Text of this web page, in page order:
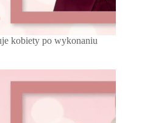
kobiety po wykonaniu